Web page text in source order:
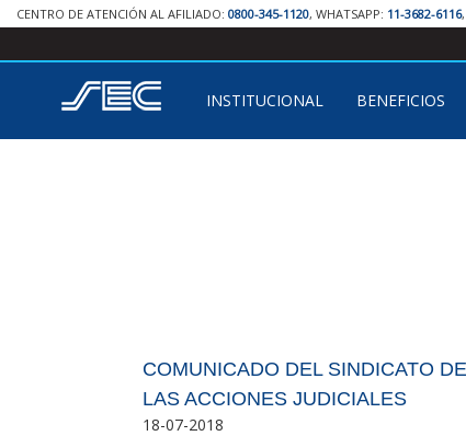
CENTRO DE ATENCIÓN AL AFILIADO: 0800-345-1120, WHATSAPP: 11-3682-6116
INSTITUCIONAL BENEFICIOS
COMUNICADO DEL SINDICATO
LAS ACCIONES JUDICIALES
18-07-2018